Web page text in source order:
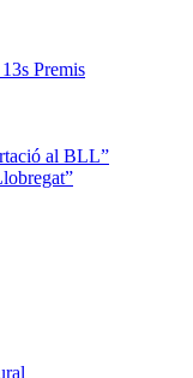
Premis
al BLL”